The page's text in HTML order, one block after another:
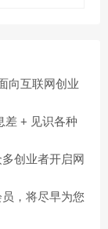
向互联网创业
差 + 见识各种
创业者开启网
，将尽早为您